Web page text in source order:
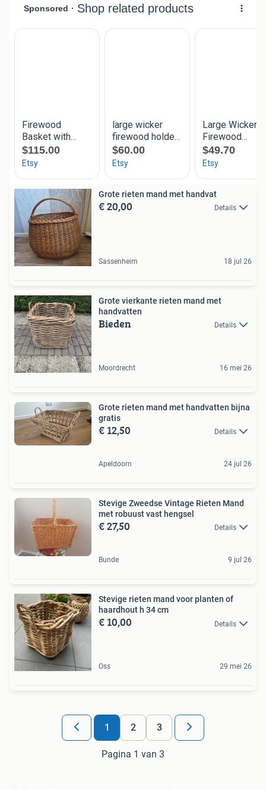
Grote rieten mand met handvat
€ 20,00 Details
Sassenheim 18 jul 26
Grote vierkante rieten mand met
handvatten
Bieden Details
Moordrecht 16 mei 26
Grote rieten mand met handvatten bijna
gratis
€ 12,50 Details
Apeldoorn 24 jul 26
Stevige Zweedse Vintage Rieten Mand
met robuust vast hengsel
€ 27,50 Details
Bunde 9 jul 26
Stevige rieten mand voor planten of
haardhout h 34 cm
€ 10,00 Details
Oss 29 mei 26
1 2 3
Pagina 1 van 3